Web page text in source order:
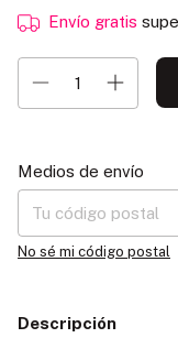
Envío gratis
Entregas para el CP:
Medios de envío
No sé mi código postal
Descripción